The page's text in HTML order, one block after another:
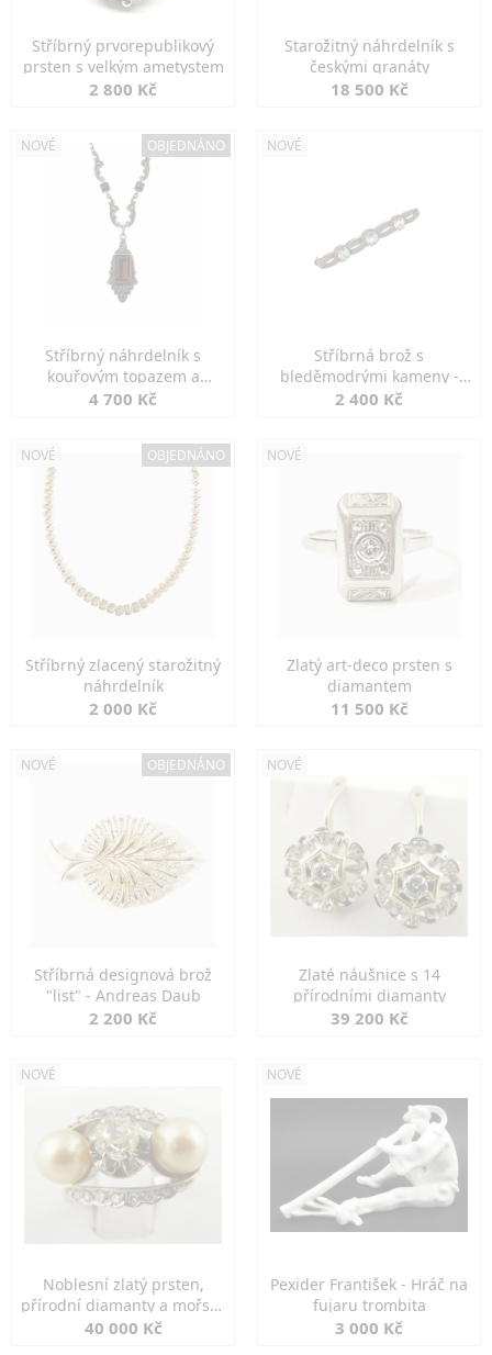
Stříbrný prvorepublikový
prsten s velkým ametystem
2 800 Kč
Starožitný náhrdelník s
českými granáty
18 500 Kč
NOVÉ OBJEDNÁNO
Stříbrný náhrdelník s
kouřovým topazem a
markazity
4 700 Kč
NOVÉ
Stříbrná brož s
bleděmodrými kameny -
jemná elegance
2 400 Kč
NOVÉ OBJEDNÁNO
Stříbrný zlacený starožitný
náhrdelník
2 000 Kč
NOVÉ
Zlatý art-deco prsten s
diamantem
11 500 Kč
NOVÉ OBJEDNÁNO
Stříbrná designová brož
"list" - Andreas Daub
2 200 Kč
NOVÉ
Zlaté náušnice s 14
přírodními diamanty
39 200 Kč
NOVÉ
Noblesní zlatý prsten,
přírodní diamanty a mořské
perly
40 000 Kč
NOVÉ
Pexider František - Hráč na
fujaru trombita
3 000 Kč